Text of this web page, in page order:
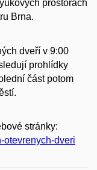
prostorách
Brna.
dveří v 9:00
prohlídky
část potom
stránky:
otevrenych-dveri